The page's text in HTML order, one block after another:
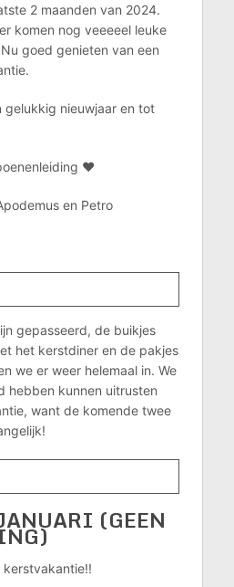
2 maanden van 2024.
komen nog veeeeel leuke
goed genieten van een
gelukkig nieuwjaar en tot
♥
en Petro
gepasseerd, de buikjes
het kerstdiner en de pakjes
we er weer helemaal in. We
hebben kunnen uitrusten
want de komende twee
(GEEN
kerstvakantie!!